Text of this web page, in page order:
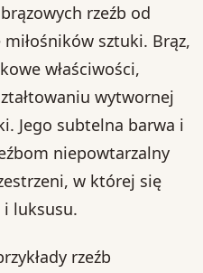
rzeźb od
sztuki. Brąz,
właściwości,
wytwornej
Jego subtelna barwa i
niepowtarzalny
w której się
luksusu.
rzeźb